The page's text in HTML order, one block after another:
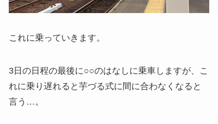
これに乗っていきます。
3日の日程の最後に○○のはなしに乗車しますが、こ
れに乗り遅れると芋づる式に間に合わなくなると
言う…。